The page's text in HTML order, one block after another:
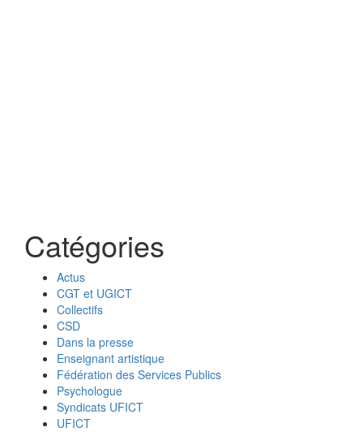
Catégories
Actus
CGT et UGICT
Collectifs
CSD
Dans la presse
Enseignant artistique
Fédération des Services Publics
Psychologue
Syndicats UFICT
UFICT